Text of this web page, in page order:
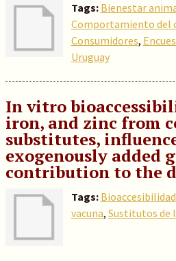
Tags: Bienestar
Comportamiento del
Consumidores,
Uruguay
In vitro
iron, and zinc from
substitutes,
exogenously added
contribution to the
Tags: Bioaccesibilidad
vacuna, Sustitutos de